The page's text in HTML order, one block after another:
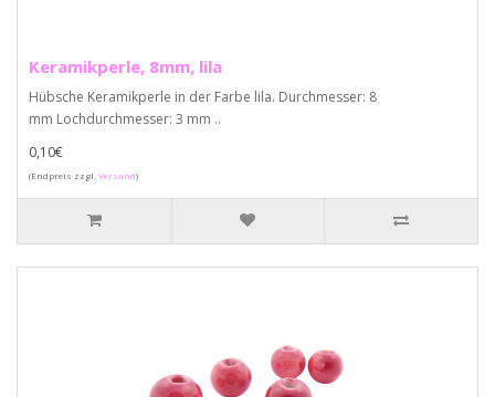
Keramikperle, 8mm, lila
Hübsche Keramikperle in der Farbe lila. Durchmesser: 8
mm Lochdurchmesser: 3 mm ..
0,10€
(Endpreis zzgl.Versand)